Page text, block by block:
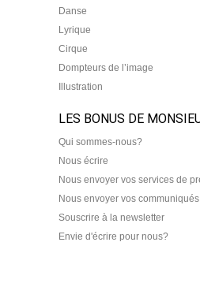
Danse
Lyrique
Cirque
Dompteurs de l’image
Illustration
LES BONUS DE
Qui sommes-nous?
Nous écrire
Nous envoyer vos services de
Nous envoyer vos
Souscrire à la newsletter
Envie d'écrire pour nous?